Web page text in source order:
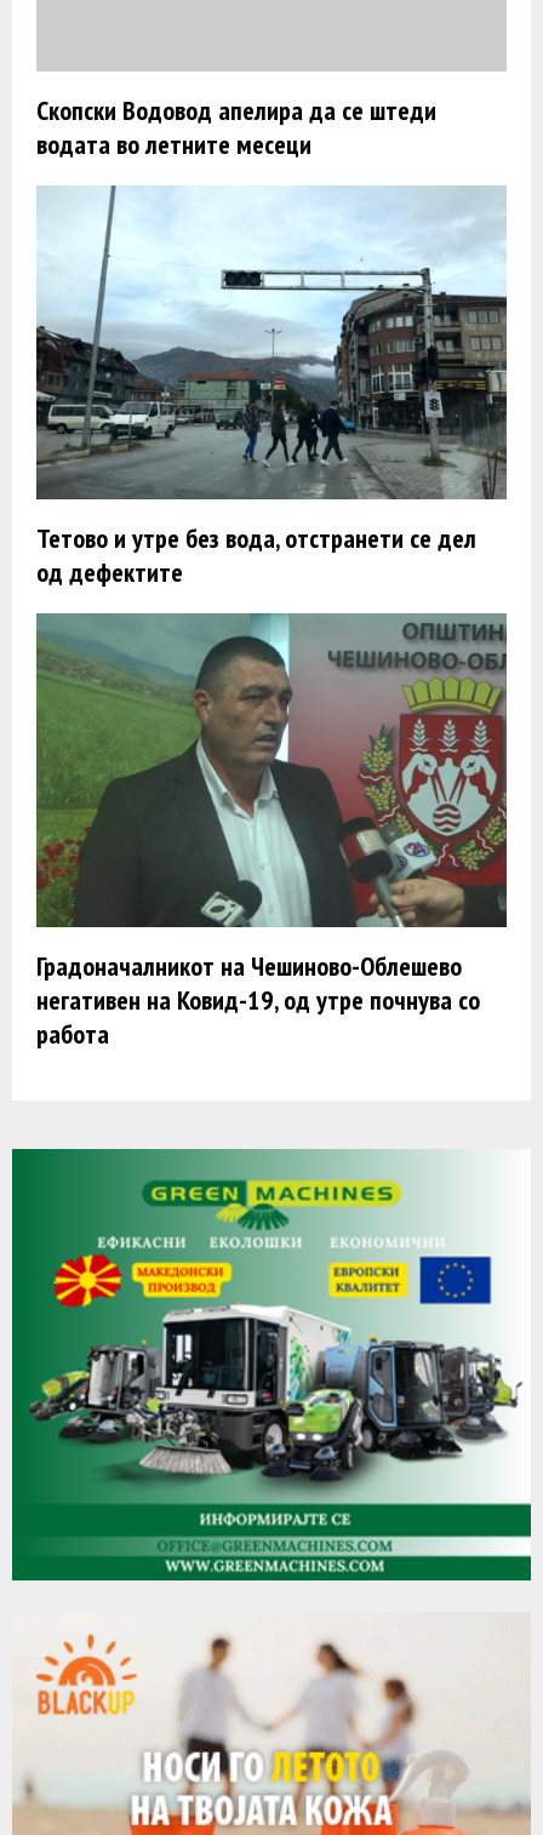
Скопски Водовод апелира да се штеди
водата во летните месеци
Тетово и утре без вода, отстранети се дел
од дефектите
Градоначалникот на Чешиново-Облешево
негативен на Ковид-19, од утре почнува со
работа